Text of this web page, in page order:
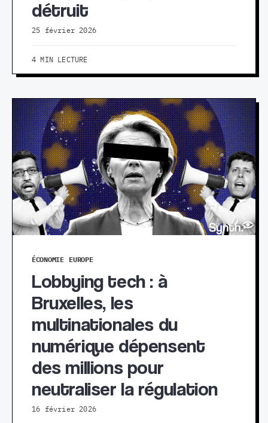
détruit
25 février 2026
4 MIN LECTURE
ÉCONOMIE EUROPE
Lobbying tech : à
Bruxelles, les
multinationales du
numérique dépensent
des millions pour
neutraliser la régulation
16 février 2026